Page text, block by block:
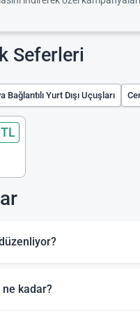
Seferleri
Bağlantılı Yurt Dışı Uçuşları
ne kadar?